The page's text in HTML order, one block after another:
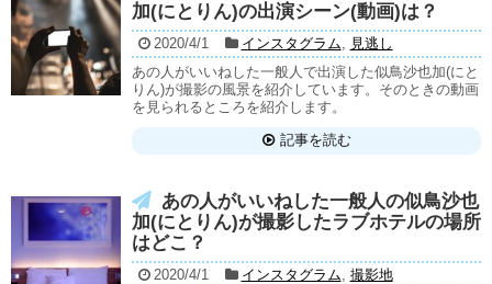
加(にとりん)の出演シーン(動画)は？
2020/4/1 インスタグラム
見逃し
あの人がいいねした一般人で出演した似鳥沙也加(にと
りん)が撮影の風景を紹介しています。そのときの動画
を見られるところを紹介します。
記事を読む
あの人がいいねした一般人の似鳥沙也
加(にとりん)が撮影したラブホテルの場所
はどこ？
2020/4/1 インスタグラム 撮影地